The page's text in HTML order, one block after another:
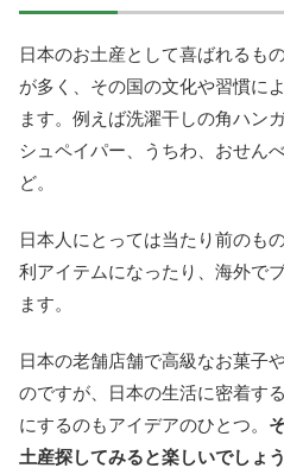
日本のお土産として喜ばれるも
が多く、その国の文化や習慣に
ます。例えば洗濯干しの角ハン
シュペイパー、うちわ、おせん
ど。
日本人にとっては当たり前のも
利アイテムになったり、海外で
ます。
日本の老舗店舗で高級なお菓子
のですが、日本の生活に密着す
にするのもアイデアのひとつ。
土産探してみると楽しいでしょう